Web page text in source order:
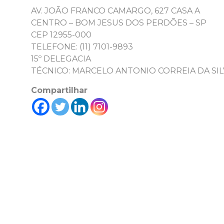
AV. JOÃO FRANCO CAMARGO, 627 CASA A
CENTRO – BOM JESUS DOS PERDÕES – SP
CEP 12955-000
TELEFONE: (11) 7101-9893
15º DELEGACIA
TÉCNICO: MARCELO ANTONIO CORREIA DA
Compartilhar